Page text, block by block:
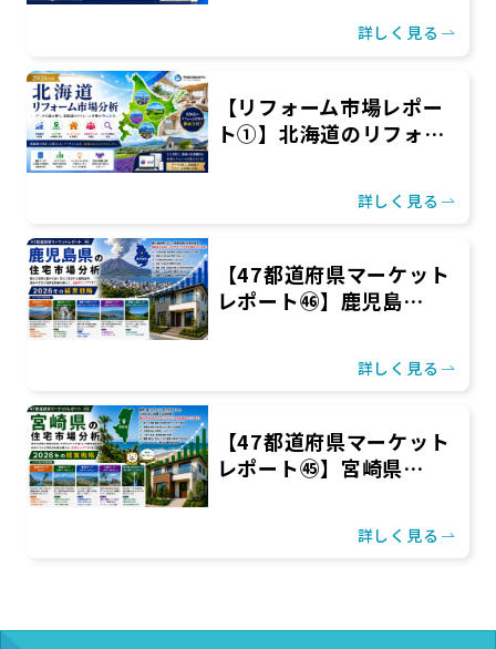
詳しく見る
【リフォーム市場レポー
ト①】北海道のリフォ…
詳しく見る
【47都道府県マーケット
レポート㊻】鹿児島…
詳しく見る
【47都道府県マーケット
レポート㊺】宮崎県…
詳しく見る